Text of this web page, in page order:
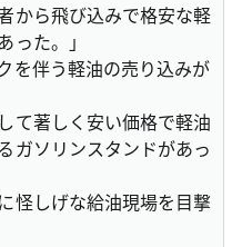
から飛び込みで格安な軽
った。」
を伴う軽油の売り込みが
て著しく安い価格で軽油
ガソリンスタンドがあっ
怪しげな給油現場を目撃